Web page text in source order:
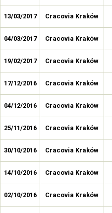
13/03/2017 Cracovia Kraków
04/03/2017 Cracovia Kraków
19/02/2017 Cracovia Kraków
17/12/2016 Cracovia Kraków
04/12/2016 Cracovia Kraków
25/11/2016 Cracovia Kraków
30/10/2016 Cracovia Kraków
14/10/2016 Cracovia Kraków
02/10/2016 Cracovia Kraków